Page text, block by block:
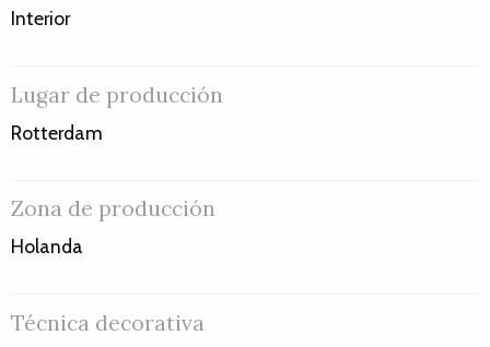
Interior
Lugar de producción
Rotterdam
Zona de producción
Holanda
Técnica decorativa